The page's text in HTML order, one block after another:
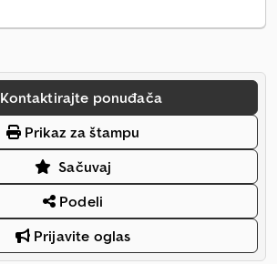
Kontaktirajte ponuđača
Prikaz za štampu
Sačuvaj
Podeli
Prijavite oglas